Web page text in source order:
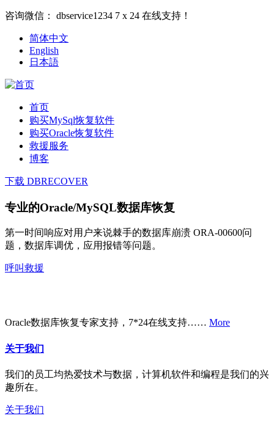
咨询微信： dbservice1234 7 x 24 在线支持！
简体中文
English
日本語
首页
购买MySql恢复软件
购买Oracle恢复软件
救援服务
博客
下载 DBRECOVER
专业的Oracle/MySQL数据库恢复
第一时间响应对用户来说棘手的数据库崩溃 ORA-00600问
题，数据库调优，应用报错等问题。
呼叫救援
Oracle数据库恢复专家支持，7*24在线支持…… More
关于我们
我们的员工均热爱技术与数据，计算机软件和编程是我们的兴
趣所在。
关于我们